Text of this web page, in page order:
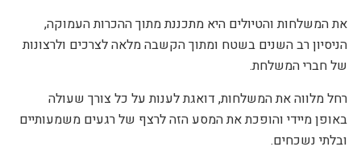
את המשלחות והטיולים היא מתכננת מתוך ההכרות העמוקה,
הניסיון רב השנים בשטח ומתוך הקשבה מלאה לצרכים ולרצונות
של חברי המשלחת.
רחל מלווה את המשלחות, דואגת לענות על כל צורך שעולה
באופן מיידי והופכת את המסע הזה לרצף של רגעים משמעותיים
ובלתי נשכחים.